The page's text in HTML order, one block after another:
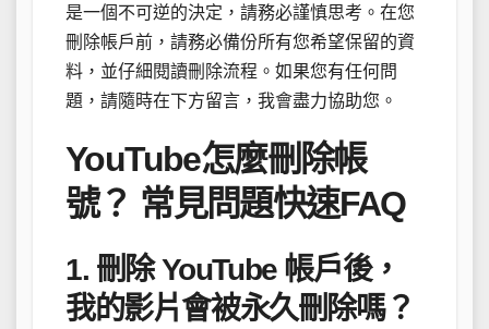
是一個不可逆的決定，請務必謹慎思考。在您
刪除帳戶前，請務必備份所有您希望保留的資
料，並仔細閱讀刪除流程。如果您有任何問
題，請隨時在下方留言，我會盡力協助您。
YouTube怎麼刪除帳
號？ 常見問題快速FAQ
1. 刪除 YouTube 帳戶後，
我的影片會被永久刪除嗎？